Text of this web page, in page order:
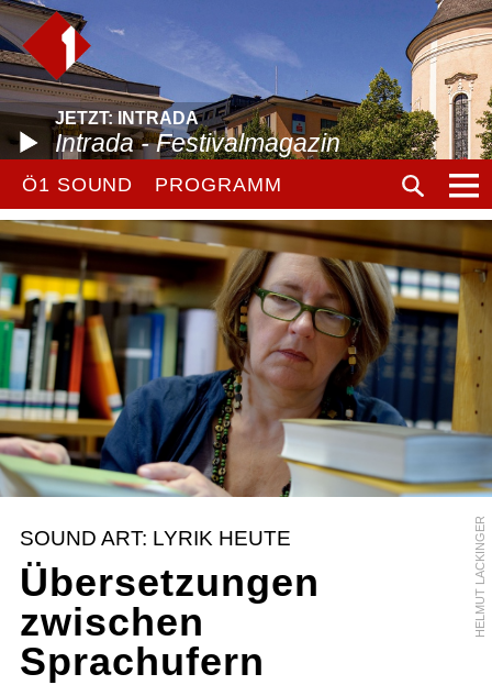
JETZT: INTRADA
Intrada - Festivalmagazin
Ö1 SOUND PROGRAMM
HELMUT LACKINGER
SOUND ART: LYRIK HEUTE
Übersetzungen
zwischen
Sprachufern